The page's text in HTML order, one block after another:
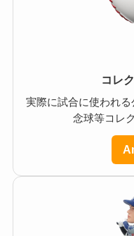
コレ
実際に試合に使われ
念球等コレ